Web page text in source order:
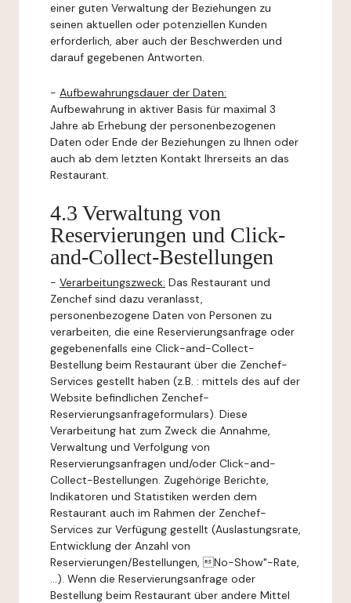
einer guten Verwaltung der Beziehungen zu
seinen aktuellen oder potenziellen Kunden
erforderlich, aber auch der Beschwerden und
darauf gegebenen Antworten.
- Aufbewahrungsdauer der Daten:
Aufbewahrung in aktiver Basis für maximal 3
Jahre ab Erhebung der personenbezogenen
Daten oder Ende der Beziehungen zu Ihnen oder
auch ab dem letzten Kontakt Ihrerseits an das
Restaurant.
4.3 Verwaltung von
Reservierungen und Click-
and-Collect-Bestellungen
- Verarbeitungszweck: Das Restaurant und
Zenchef sind dazu veranlasst,
personenbezogene Daten von Personen zu
verarbeiten, die eine Reservierungsanfrage oder
gegebenenfalls eine Click-and-Collect-
Bestellung beim Restaurant über die Zenchef-
Services gestellt haben (z.B. : mittels des auf der
Website befindlichen Zenchef-
Reservierungsanfrageformulars). Diese
Verarbeitung hat zum Zweck die Annahme,
Verwaltung und Verfolgung von
Reservierungsanfragen und/oder Click-and-
Collect-Bestellungen. Zugehörige Berichte,
Indikatoren und Statistiken werden dem
Restaurant auch im Rahmen der Zenchef-
Services zur Verfügung gestellt (Auslastungsrate,
Entwicklung der Anzahl von
Reservierungen/Bestellungen, No-Show"-Rate,
...). Wenn die Reservierungsanfrage oder
Bestellung beim Restaurant über andere Mittel